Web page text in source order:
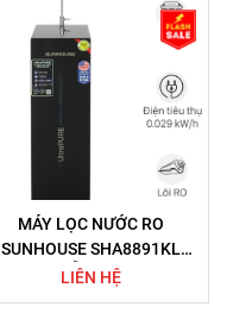
MÁY LỌC NƯỚC RO
SUNHOUSE SHA8891KL
MẪU MỚI
LIÊN HỆ